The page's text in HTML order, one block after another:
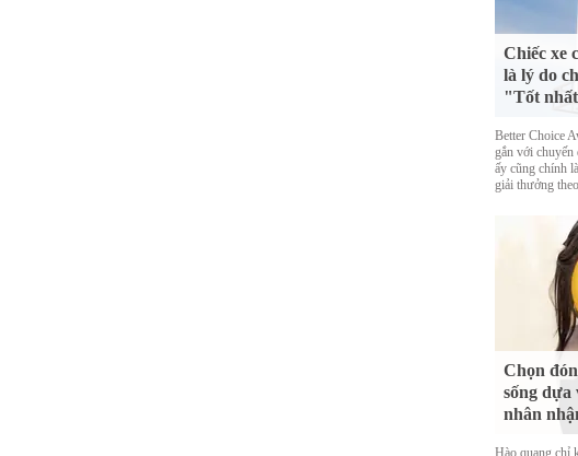
Chiếc xe
là lý do
"Tốt
Better Choice
gắn với chuyến
ấy cũng chính
giải thưởng
Chọn
sống dựa
nhân
Hào quang chỉ